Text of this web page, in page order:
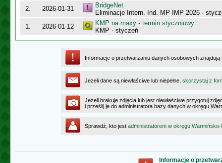
2.
2026-01-31
BridgeNet
Eliminacje Intern. Ind. MP IMP 2026 -
1.
2026-01-12
KMP na maxy - termin styczniowy
KMP - styczeń
Informacje o przetwarzaniu danych osobowych
Jeżeli dane są niewłaściwe lub niepełne, skorzystaj z
Jeżeli brakuje zdjęcia lub jest niewłaściwe przygotuj
i prześlij je do administratora bazy danych w okręgu
Sprawdź, kto jest administratorem w okręgu
Informacje o